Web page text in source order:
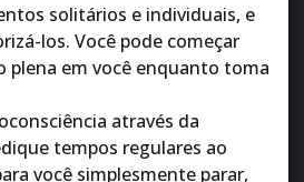
solitários e individuais, e
los. Você pode começar
plena em você enquanto toma
através da
tempos regulares ao
você simplesmente parar,